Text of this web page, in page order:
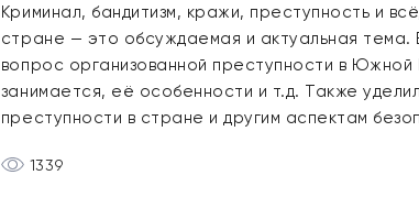
Криминал, бандитизм, кражи, преступность и
стране — это обсуждаемая и актуальная тема.
вопрос организованной преступности в Южной
занимается, её особенности и т.д. Также
преступности в стране и другим аспектам
1339